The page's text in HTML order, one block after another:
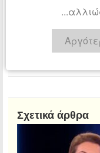
Αίθουσα Σύνταξης
Σχετικά άρθρα